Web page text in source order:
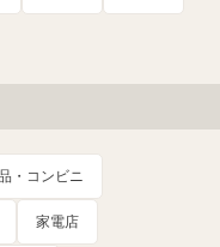
・コンビニ
家電店